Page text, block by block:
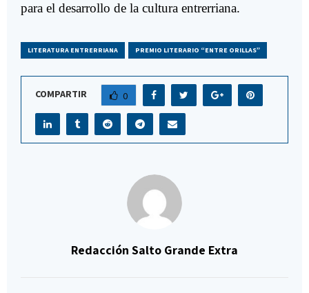
para el desarrollo de la cultura entrerriana.
LITERATURA ENTRERRIANA PREMIO LITERARIO “ENTRE ORILLAS”
COMPARTIR 0
Redacción Salto Grande Extra